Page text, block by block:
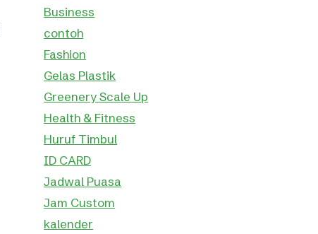
Business
contoh
Fashion
Gelas Plastik
Greenery Scale Up
Health & Fitness
Huruf Timbul
ID CARD
Jadwal Puasa
Jam Custom
kalender